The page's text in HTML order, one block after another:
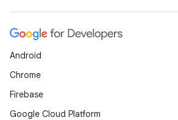
Android
Chrome
Firebase
Google Cloud Platform